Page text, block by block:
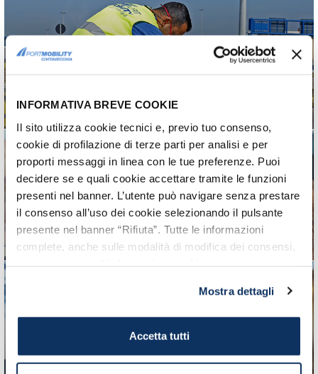
INFORMATIVA BREVE COOKIE
Il sito utilizza cookie tecnici e, previo tuo consenso,
cookie di profilazione di terze parti per analisi e per
proporti messaggi in linea con le tue preferenze. Puoi
decidere se e quali cookie accettare tramite le funzioni
presenti nel banner. L’utente può navigare senza prestare
il consenso all’uso dei cookie selezionando il pulsante
presente nel banner “Rifiuta”. Tutte le informazioni
complete, anche sulle modalità di modifica dei consensi,
Mostra dettagli
Accetta tutti
Manteinance Services
and Port Viability
Infopoints and tourist
welcome service
Web Communication
and Information